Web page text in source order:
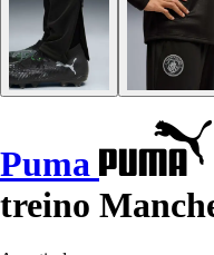
Puma
treino